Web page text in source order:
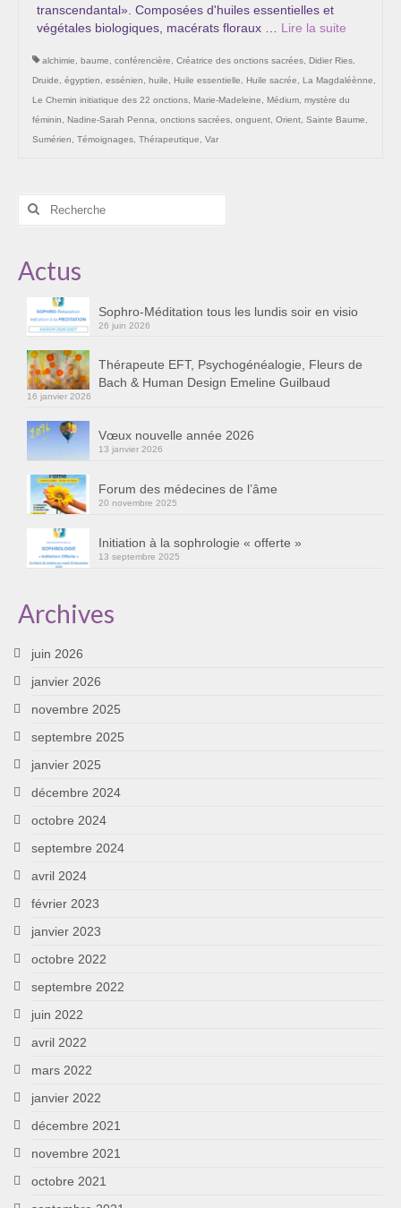
Les Onctions Sacrées -La Magdaléenne –
Nadine-Sarah Penna
Qui suis je ?
Mon cursus d’évolution vers une femme plus
consciente
Calendrier
Sophro-Méditation tous les lundis soir en visio
Cursus « Le chemin par la psyché »
Prendre contact
Bertrand Thomas, Psychopraticien
Cursus « Le chemin par la psyché »
Sophro-Méditation tous les lundis soir en visio
Sophrologie
Témoignages B
Prendre contact
transcendantal». Composées d'huiles essentielles et
végétales biologiques, macérats floraux … Lire la suite­­
alchimie baume conférencière Créatrice des onctions sacrées Didier Ries
Druide
égyptien essénien huile Huile essentielle Huile sacrée La Magdaléènne
Le Chemin initiatique des 22 onctions
Marie-Madeleine Médium mystère du
féminin
Nadine-Sarah Penna onctions sacrées onguent Orient Sainte Baume
Sumérien
Témoignages Thérapeutique Var
Rechercher
Actus
Sophro-Méditation tous les lundis soir en visio
26 juin 2026
Thérapeute EFT, Psychogénéalogie, Fleurs de
Bach & Human Design Emeline Guilbaud
16 janvier 2026
Vœux nouvelle année 2026
13 janvier 2026
Forum des médecines de l’âme
20 novembre 2025
Initiation à la sophrologie « offerte »
13 septembre 2025
Archives
juin 2026
janvier 2026
novembre 2025
septembre 2025
janvier 2025
décembre 2024
octobre 2024
septembre 2024
avril 2024
février 2023
janvier 2023
octobre 2022
septembre 2022
juin 2022
avril 2022
mars 2022
janvier 2022
décembre 2021
novembre 2021
octobre 2021